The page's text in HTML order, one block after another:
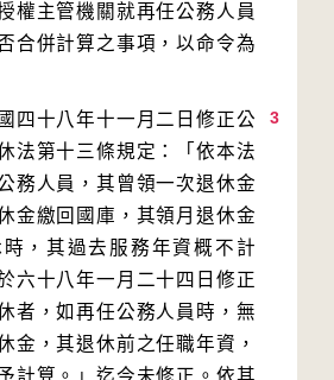
權主管機關就再任公務人員
合併計算之事項，以命令為
3
十八年十一月二日修正公
法第十三條規定：「依本法
務人員，其曾領一次退休金
金繳回國庫，其領月退休金
，其過去服務年資概不計
六十八年一月二十四日修正
者，如再任公務人員時，無
金，其退休前之任職年資，
計算。」迄今未修正。依其